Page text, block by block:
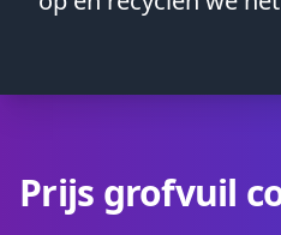
Prijs grofvuil